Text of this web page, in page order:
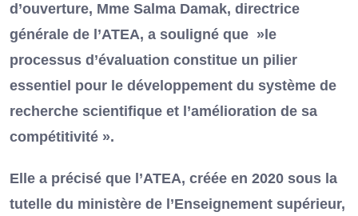
d’ouverture, Mme Salma Damak, directrice
générale de l’ATEA, a souligné que »le
processus d’évaluation constitue un pilier
essentiel pour le développement du système de
recherche scientifique et l’amélioration de sa
compétitivité ».
Elle a précisé que l’ATEA, créée en 2020 sous la
tutelle du ministère de l’Enseignement supérieur,